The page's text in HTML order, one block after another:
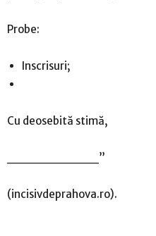
Probe:
Inscrisuri;
Cu deosebită stimă,
__________”
(incisivdeprahova.ro).